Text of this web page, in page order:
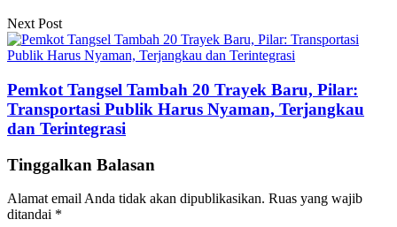
Next Post
Pemkot Tangsel Tambah 20 Trayek Baru, Pilar:
Transportasi Publik Harus Nyaman, Terjangkau
dan Terintegrasi
Tinggalkan Balasan
Alamat email Anda tidak akan dipublikasikan. Ruas yang wajib
ditandai *